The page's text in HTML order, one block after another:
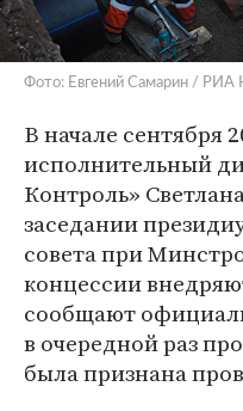
Фото: Евгений Самарин / РИА
В начале сентября
исполнительный
Контроль»
заседании
совета при
концессии
сообщают
в очередной раз
была признана